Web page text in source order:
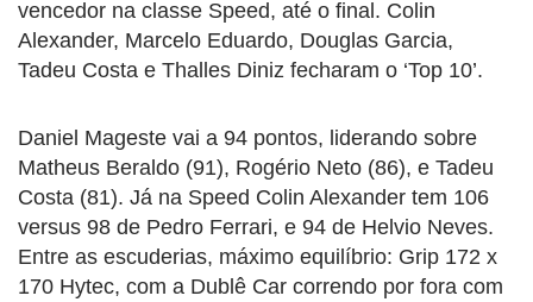
vencedor na classe Speed, até o final. Colin
Alexander, Marcelo Eduardo, Douglas Garcia,
Tadeu Costa e Thalles Diniz fecharam o ‘Top 10’.
Daniel Mageste vai a 94 pontos, liderando sobre
Matheus Beraldo (91), Rogério Neto (86), e Tadeu
Costa (81). Já na Speed Colin Alexander tem 106
versus 98 de Pedro Ferrari, e 94 de Helvio Neves.
Entre as escuderias, máximo equilíbrio: Grip 172 x
170 Hytec, com a Dublê Car correndo por fora com